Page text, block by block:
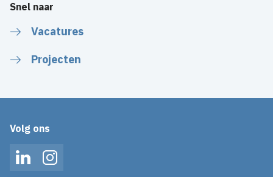
Snel naar
Vacatures
Projecten
Volg ons
LinkedInInstagram